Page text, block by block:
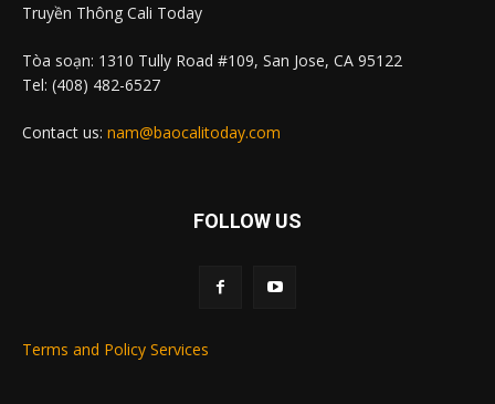
Truyền Thông Cali Today
Tòa soạn: 1310 Tully Road #109, San Jose, CA 95122
Tel: (408) 482-6527
Contact us: nam@baocalitoday.com
FOLLOW US
Terms and Policy Services